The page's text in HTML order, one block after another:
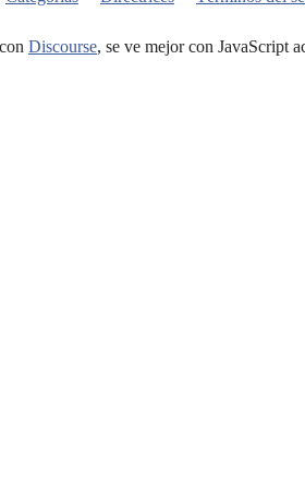
Discourse, se ve mejor con JavaScript